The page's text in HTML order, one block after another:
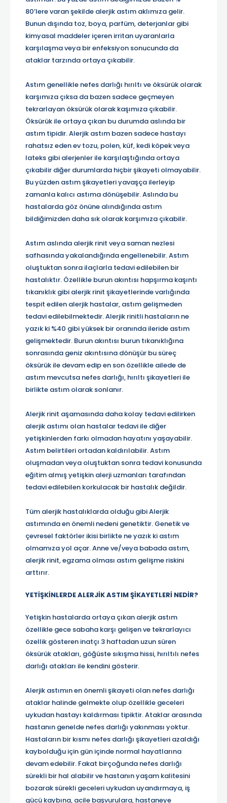
80’lere varan şekilde alerjik astım aklımıza gelir.
Bunun dışında toz, boya, parfüm, deterjanlar gibi
kimyasal maddeler içeren irritan uyaranlarla
karşılaşma veya bir enfeksiyon sonucunda da
ataklar tarzında ortaya çıkabilir.
Astım genellikle nefes darlığı hırıltı ve öksürük olarak
karşımıza çıksa da bazen sadece geçmeyen
tekrarlayan öksürük olarak kaşımıza çıkabilir.
Öksürük ile ortaya çıkan bu durumda aslında bir
astım tipidir. Alerjik astım bazen sadece hastayı
rahatsız eden ev tozu, polen, küf, kedi köpek veya
lateks gibi alerjenler ile karşılaştığında ortaya
çıkabilir diğer durumlarda hiçbir şikayeti olmayabilir.
Bu yüzden astım şikayetleri yavaşça ilerleyip
zamanla kalıcı astıma dönüşebilir. Aslında bu
hastalarda göz önüne alındığında astım
bildiğimizden daha sık olarak karşımıza çıkabilir.
Astım aslında alerjik rinit veya saman nezlesi
safhasında yakalandığında engellenebilir. Astım
oluştuktan sonra ilaçlarla tedavi edilebilen bir
hastalıktır. Özellikle burun akıntısı hapşırma kaşıntı
tıkanıklık gibi alerjik rinit şikayetlerinde varlığında
tespit edilen alerjik hastalar, astım gelişmeden
tedavi edilebilmektedir. Alerjik rinitli hastaların ne
yazık ki %40 gibi yüksek bir oranında ileride astım
gelişmektedir. Burun akıntısı burun tıkanıklığına
sonrasında geniz akıntısına dönüşür bu süreç
öksürük ile devam edip en son özellikle ailede de
astım mevcutsa nefes darlığı, hırıltı şikayetleri ile
birlikte astım olarak sonlanır.
Alerjik rinit aşamasında daha kolay tedavi edilirken
alerjik astımı olan hastalar tedavi ile diğer
yetişkinlerden farkı olmadan hayatını yaşayabilir.
Astım belirtileri ortadan kaldırılabilir. Astım
oluşmadan veya oluştuktan sonra tedavi konusunda
eğitim almış yetişkin alerji uzmanları tarafından
tedavi edilebilen korkulacak bir hastalık değildir.
Tüm alerjik hastalıklarda olduğu gibi Alerjik
astımında en önemli nedeni genetiktir. Genetik ve
çevresel faktörler ikisi birlikte ne yazık ki astım
olmamıza yol açar. Anne ve/veya babada astım,
alerjik rinit, egzama olması astım gelişme riskini
arttırır.
YETİŞKİNLERDE ALERJİK ASTIM ŞİKAYETLERİ NEDİR?
Yetişkin hastalarda ortaya çıkan alerjik astım
özellikle gece sabaha karşı gelişen ve tekrarlayıcı
özellik gösteren inatçı 3 haftadan uzun süren
öksürük atakları, göğüste sıkışma hissi, hırıltılı nefes
darlığı atakları ile kendini gösterir.
Alerjik astımın en önemli şikayeti olan nefes darlığı
ataklar halinde gelmekte olup özellikle geceleri
uykudan hastayı kaldırması tipiktir. Ataklar arasında
hastanın genelde nefes darlığı yakınması yoktur.
Hastaların bir kısmı nefes darlığı şikayetleri azaldığı
kaybolduğu için gün içinde normal hayatlarına
devam edebilir. Fakat birçoğunda nefes darlığı
sürekli bir hal alabilir ve hastanın yaşam kalitesini
bozarak sürekli geceleri uykudan uyandırmaya, iş
gücü kaybına, acile başvurulara, hastaneye